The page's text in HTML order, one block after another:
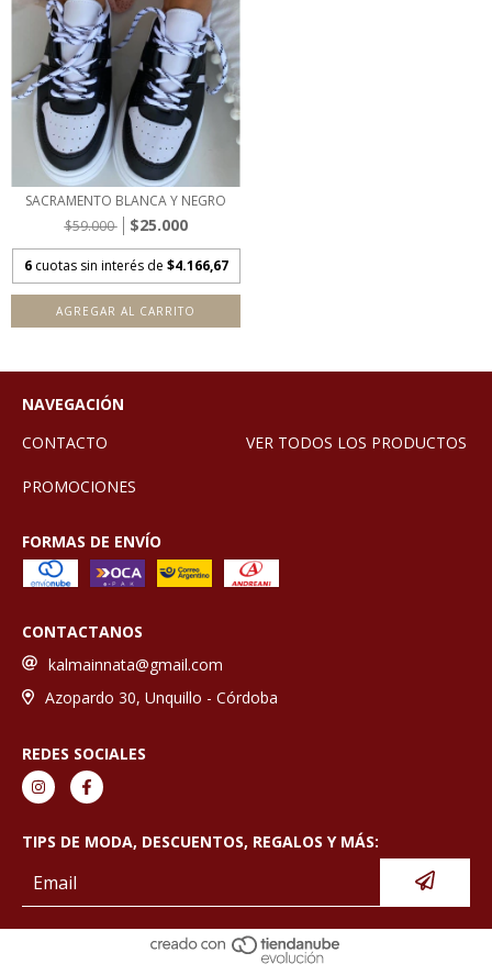
SACRAMENTO BLANCA Y NEGRO
$59.000
$25.000
6 cuotas sin interés de $4.166,67
AGREGAR AL CARRITO
NAVEGACIÓN
CONTACTO
VER TODOS LOS PRODUCTOS
PROMOCIONES
FORMAS DE ENVÍO
CONTACTANOS
kalmainnata@gmail.com
Azopardo 30, Unquillo - Córdoba
REDES SOCIALES
TIPS DE MODA, DESCUENTOS, REGALOS Y MÁS: